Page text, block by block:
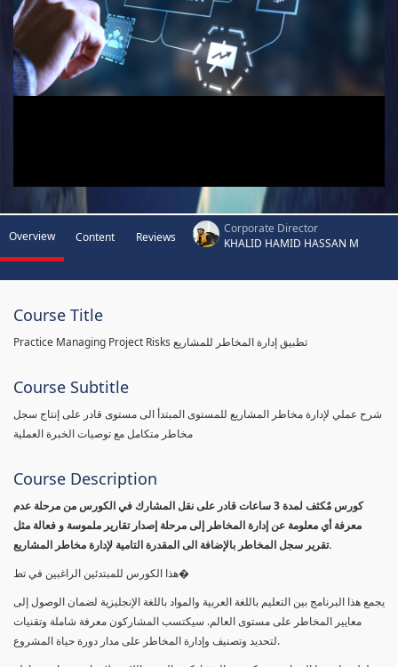
Overview Content Reviews
Corporate Director
KHALID HAMID HASSAN M
Course Title
Practice Managing Project Risks تطبيق إدارة المخاطر للمشاريع
Course Subtitle
شرح عملي لإدارة مخاطر المشاريع للمستوى المبتدأ الى مستوى قادر على إنتاج سجل
مخاطر متكامل مع توصيات الخبرة العملية
Course Description
كورس مٌكثف لمدة 3 ساعات قادر على نقل المشارك في الكورس من مرحلة عدم
معرفة أي معلومة عن إدارة المخاطر إلى مرحلة إصدار تقارير ملموسة و فعالة مثل
تقرير سجل المخاطر بالإضافة الى المقدرة التامية لإدارة مخاطر المشاريع.
هذا الكورس للمبتدئين الراغبين في تط�
يجمع هذا البرنامج بين التعليم باللغة العربية والمواد باللغة الإنجليزية لضمان الوصول إلى
معايير المخاطر على مستوى العالم. سيكتسب المشاركون معرفة شاملة وتقنيات
لتحديد وتصنيف وإدارة المخاطر على مدار دورة حياة المشروع.